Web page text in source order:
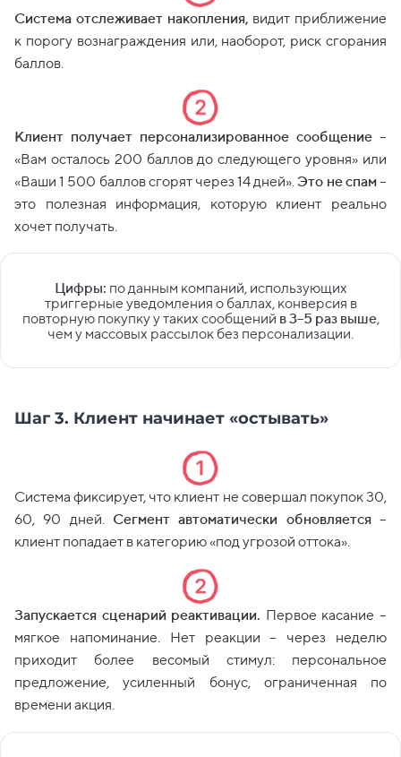
Система отслеживает накопления, видит приближение
к порогу вознаграждения или, наоборот, риск сгорания
баллов.
Клиент получает персонализированное сообщение –
«Вам осталось 200 баллов до следующего уровня» или
«Ваши 1 500 баллов сгорят через 14 дней». Это не спам–
это полезная информация, которую клиент реально
хочет получать.
Цифры: по данным компаний, использующих
триггерные уведомления о баллах, конверсия в
повторную покупку у таких сообщений в 3–5 раз выше,
чем у массовых рассылок без персонализации.
Шаг 3. Клиент начинает «остывать»
Система фиксирует, что клиент не совершал покупок 30,
60, 90 дней. Сегмент автоматически обновляется–
клиент попадает в категорию «под угрозой оттока».
Запускается сценарий реактивации. Первое касание –
мягкое напоминание. Нет реакции – через неделю
приходит более весомый стимул: персональное
предложение, усиленный бонус, ограниченная по
времени акция.